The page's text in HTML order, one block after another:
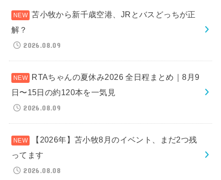
苫小牧から新千歳空港、JRとバスどっちが正
解？
2026.08.09
RTAちゃんの夏休み2026 全日程まとめ｜8月9
日〜15日の約120本を一気見
2026.08.09
【2026年】苫小牧8月のイベント、まだ2つ残
ってます
2026.08.08